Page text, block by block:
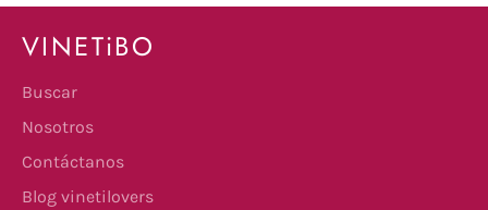
VINETiBO
Buscar
Nosotros
Contáctanos
Blog vinetilovers